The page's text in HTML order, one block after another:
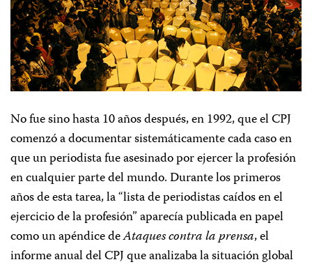
No fue sino hasta 10 años después, en 1992, que el CPJ
comenzó a documentar sistemáticamente cada caso en
que un periodista fue asesinado por ejercer la profesión
en cualquier parte del mundo. Durante los primeros
años de esta tarea, la “lista de periodistas caídos en el
ejercicio de la profesión” aparecía publicada en papel
como un apéndice deAtaques contra la prensa, el
informe anual del CPJ que analizaba la situación global